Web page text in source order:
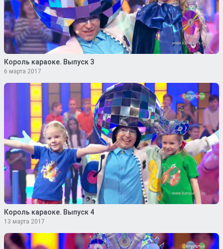
Король караоке. Выпуск 3
6 марта 2017
Король караоке. Выпуск 4
13 марта 2017